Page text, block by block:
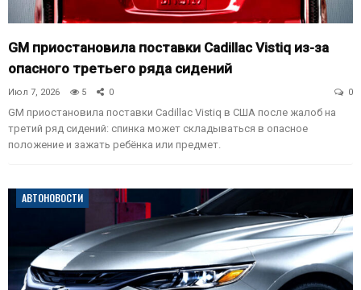
GM приостановила поставки Cadillac Vistiq из-за
опасного третьего ряда сидений
Июл 7, 2026 5 0 0
GM приостановила поставки Cadillac Vistiq в США после жалоб на
третий ряд сидений: спинка может складываться в опасное
положение и зажать ребёнка или предмет.
АВТОНОВОСТИ